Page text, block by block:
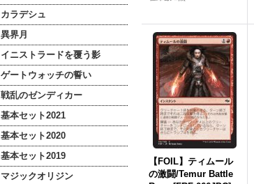
カラデシュ
異界月
イニストラードを覆う影
ゲートウォッチの誓い
戦乱のゼンディカー
基本セット2021
基本セット2020
基本セット2019
マジックオリジン
【FOIL】ティムール
の激闘/Temur Battle